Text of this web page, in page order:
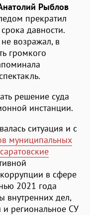
Рыблов
прекратил
давности.
возражал, в
громкого
решение суда
инстанции.
ситуация и с
муниципальных
в сфере
2021 года
внутренних дел,
и региональное СУ